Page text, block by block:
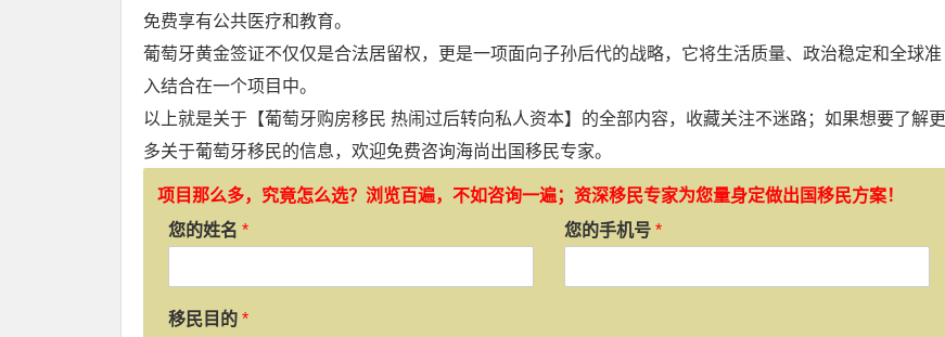
免费享有公共医疗和教育。
葡萄牙黄金签证不仅仅是合法居留权，更是一项面向子孙后代的战略，它将生活质量、政治稳定和全球准
入结合在一个项目中。
以上就是关于【葡萄牙购房移民 热闹过后转向私人资本】的全部内容，收藏关注不迷路；如果想要了解更
多关于葡萄牙移民的信息，欢迎免费咨询海尚出国移民专家。
项目那么多，究竟怎么选？浏览百遍，不如咨询一遍；资深移民专家为您量身定做出国移民方案！
您的姓名 * 您的手机号 *
移民目的 *